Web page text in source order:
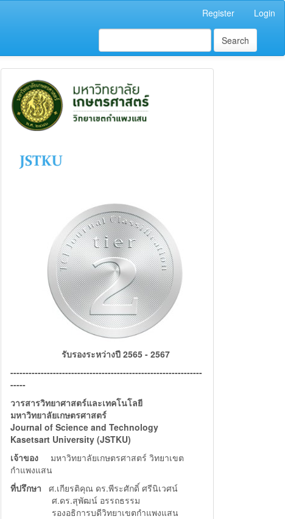
Register Login
Search
status
รับรองระหว่างปี 2565 - 2567
---------------------------------------------------------------
-----
วารสารวิทยาศาสตร์และเทคโนโลยี
มหาวิทยาลัยเกษตรศาสตร์
Journal of Science and Technology
Kasetsart University (JSTKU)
เจ้าของ มหาวิทยาลัยเกษตรศาสตร์ วิทยาเขต
กำแพงแสน
ที่ปรึกษา ศ.เกียรติคุณ ดร.พีระศักดิ์ ศรีนิเวศน์
ศ.ดร.สุพัฒน์ อรรถธรรม
รองอธิการบดีวิทยาเขตกำแพงแสน